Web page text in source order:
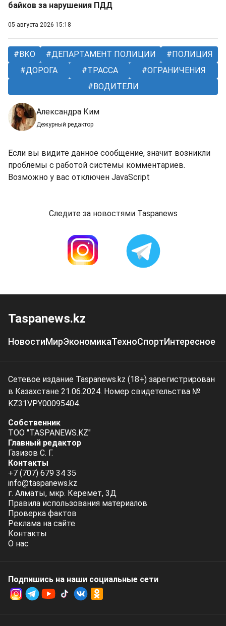
байков за нарушения ПДД
05 августа 2026 15:18
ВКО ДЕПАРТАМЕНТ ПОЛИЦИИ
ПОЛИЦИЯ
ДОРОГА
ТРАССА
ОГРАНИЧЕНИЯ
ВОДИТЕЛИ
Александра Ким
Дежурный редактор
Если вы видите данное сообщение, значит возникли
проблемы с работой системы комментариев.
Возможно у вас отключен JavaScript
Следите за новостями Taspanews
Taspanews.kz
НовостиМирЭкономикаТехноСпортИнтересное
Сетевое издание Taspanews.kz (18+) зарегистрирован
в Казахстане 21.06.2024. Номер свидетельства №
KZ31VPY00095404.
Собственник
ТОО "TASPANEWS.KZ"
Главный редактор
Газизов С. Г.
Контакты
+7 (707) 679 34 35
info@taspanews.kz
г. Алматы, мкр. Керемет, 3Д
Правила использования материалов
Проверка фактов
Реклама на сайте
Контакты
О нас
Подпишись на наши социальные cети